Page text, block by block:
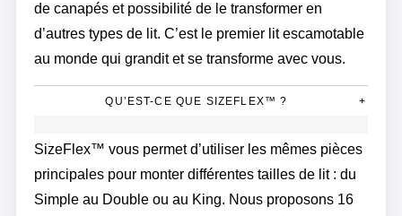
de canapés et possibilité de le transformer en
d’autres types de lit. C’est le premier lit escamotable
au monde qui grandit et se transforme avec vous.
QU’EST-CE QUE SIZEFLEX™ ? +
SizeFlex™ vous permet d’utiliser les mêmes pièces
principales pour monter différentes tailles de lit : du
Simple au Double ou au King. Nous proposons 16